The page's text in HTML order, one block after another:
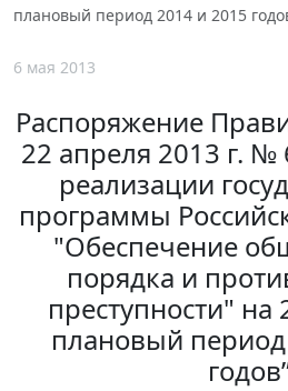
плановый период 2014 и 2015
6 мая 2013
Распоряжение
22 апреля 2013 г. №
реализации
программы
"Обеспечение
порядка и
преступности" на
плановый